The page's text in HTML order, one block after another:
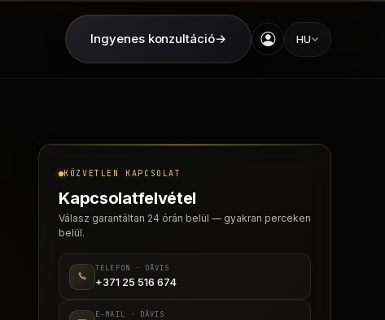
Ingyenes konzultáció→ HU
KÖZVETLEN KAPCSOLAT
Kapcsolatfelvétel
Válasz garantáltan 24 órán belül — gyakran perceken
belül.
TELEFON · DĀVIS
+371 25 516 674
E-MAIL · DĀVIS